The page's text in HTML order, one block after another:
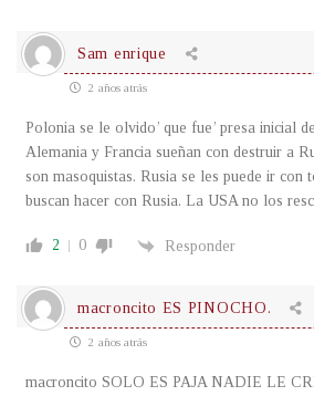
Sam enrique
2 años atrás
Polonia se le olvido’ que fue’ presa inicial
Alemania y Francia sueñan con destruir a
son masoquistas. Rusia se les puede ir con
buscan hacer con Rusia. La USA no los
2 0 Responder
macroncito ES PINOCHO.
2 años atrás
macroncito SOLO ES PAJA NADIE LE